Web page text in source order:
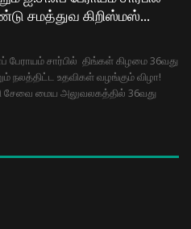
சமத்துவ கிறிஸ்மஸ்…
பேராயம் சார்பில் திங்கள் கிழமை 36வது
நலத்திட்ட உதவிகள் வழங்கும் விழா!
சேவை மைய அலுவலகத்தில் 36வது